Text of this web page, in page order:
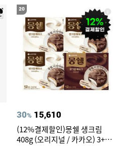
20
30% 15,610
(12%결제할인)몽쉘 생크림
408g (오리지널 / 카카오) 3+1